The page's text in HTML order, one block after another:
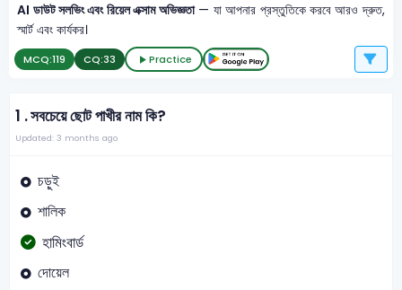
AI ডাউট সলভিং এবং রিয়েল এক্সাম অভিজ্ঞতা— যা আপনার প্রস্তুতিকে করবে আরও দ্রুত,
স্মার্ট এবং কার্যকর।
MCQ:119 CQ:33 Practice
1 .সবচেয়ে ছোট পাখীর নাম কি?
Updated: 3 months ago
চড়ুই
শালিক
হামিংবার্ড
দোয়েল